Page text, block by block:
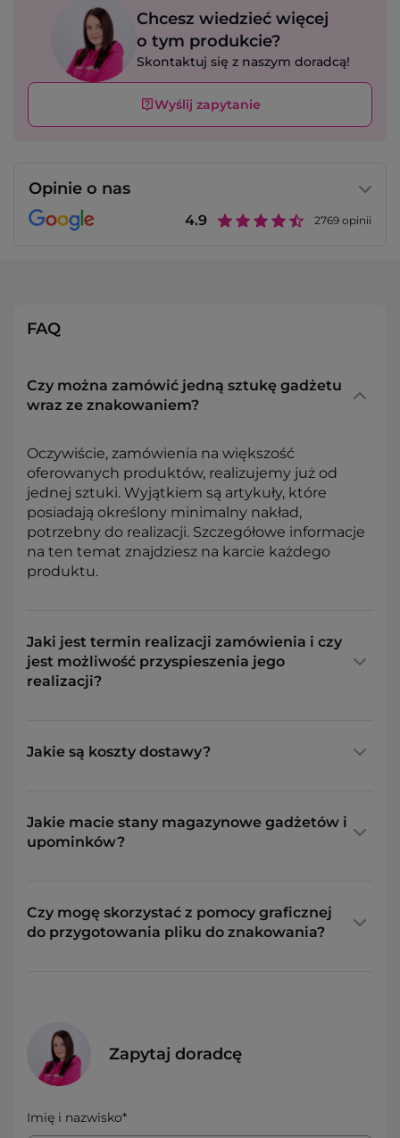
Chcesz wiedzieć więcej
o tym produkcie?
Skontaktuj się z naszym doradcą!
Wyślij zapytanie
Opinie o nas
4.9 2769 opinii
FAQ
Czy można zamówić jedną sztukę gadżetu
wraz ze znakowaniem?
Oczywiście, zamówienia na większość
oferowanych produktów, realizujemy już od
jednej sztuki. Wyjątkiem są artykuły, które
posiadają określony minimalny nakład,
potrzebny do realizacji. Szczegółowe informacje
na ten temat znajdziesz na karcie każdego
produktu.
Jaki jest termin realizacji zamówienia i czy
jest możliwość przyspieszenia jego
realizacji?
Jakie są koszty dostawy?
Jakie macie stany magazynowe gadżetów i
upominków?
Czy mogę skorzystać z pomocy graficznej
do przygotowania pliku do znakowania?
Zapytaj doradcę
Imię i nazwisko*